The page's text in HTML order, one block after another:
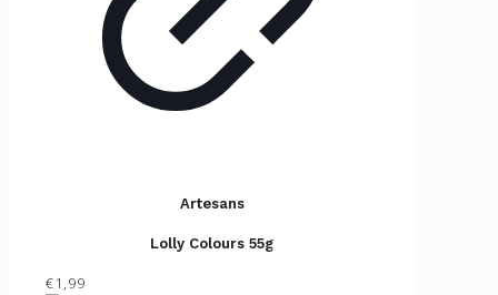
Artesans
Lolly Colours 55g
€1,99